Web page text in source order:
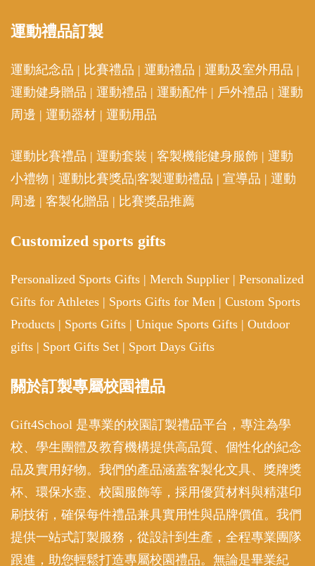
運動禮品訂製
運動紀念品 | 比賽禮品 | 運動禮品 | 運動及室外用品 |
運動健身贈品 | 運動禮品 | 運動配件 | 戶外禮品 | 運動
周邊 | 運動器材 | 運動用品
運動比賽禮品 | 運動套裝 | 客製機能健身服飾 | 運動
小禮物 | 運動比賽獎品|客製運動禮品 | 宣導品 | 運動
周邊 | 客製化贈品 | 比賽獎品推薦
Customized sports gifts
Personalized Sports Gifts | Merch Supplier | Personalized
Gifts for Athletes | Sports Gifts for Men | Custom Sports
Products | Sports Gifts | Unique Sports Gifts | Outdoor
gifts | Sport Gifts Set | Sport Days Gifts
關於訂製專屬校園禮品
Gift4School 是專業的校園訂製禮品平台，專注為學
校、學生團體及教育機構提供高品質、個性化的紀念
品及實用好物。我們的產品涵蓋客製化文具、獎牌獎
杯、環保水壺、校園服飾等，採用優質材料與精湛印
刷技術，確保每件禮品兼具實用性與品牌價值。我們
提供一站式訂製服務，從設計到生產，全程專業團隊
跟進，助您輕鬆打造專屬校園禮品。無論是畢業紀